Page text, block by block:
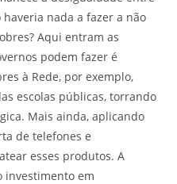
nada a fazer a não
Aqui entram as
podem fazer é
à Rede, por exemplo,
escolas públicas, torrando
Mais ainda, aplicando
de telefones e
esses produtos. A
investimento em